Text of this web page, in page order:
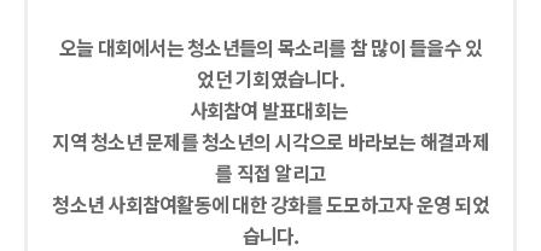
오늘 대회에서는 청소년들의 목소리를 참 많이 들을수 있
었던 기회였습니다.
사회참여 발표대회는
지역 청소년 문제를 청소년의 시각으로 바라보는 해결과제
를 직접 알리고
청소년 사회참여활동에 대한 강화를 도모하고자 운영 되었
습니다.